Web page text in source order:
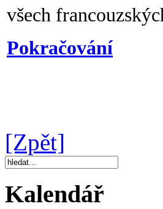
všech
Pokračování
[Zpět]
Kalendář